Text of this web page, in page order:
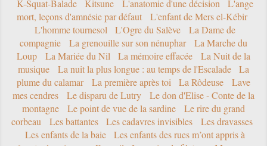
K-Squat-Balade
Kitsune L'anatomie d'une décision
L'ange
mort, leçons d'amnésie par défaut
L'enfant de Mers el-Kébir
L'homme tournesol
L'Ogre du Salève
La Dame de
compagnie
La grenouille sur son nénuphar
La Marche du
Loup
La Mariée du Nil La mémoire effacée
La Nuit de la
musique
La nuit la plus longue : au temps de l'Escalade
La
plume du calamar
La première après toi La Rôdeuse
Lave
mes cendres
Le disparu de Lutry
Le don d'Elise - Conte de la
montagne
Le point de vue de la sardine
Le rire du grand
corbeau
Les battantes Les cadavres invisibles
Les dravasses
Les enfants de la baie
Les enfants des rues m’ont appris à